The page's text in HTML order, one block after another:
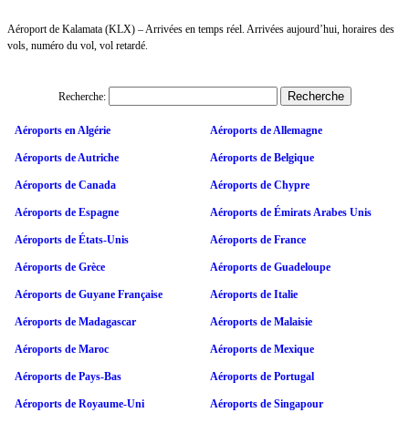
Aéroport de Kalamata (KLX) – Arrivées en temps réel. Arrivées aujourd’hui, horaires des
vols, numéro du vol, vol retardé.
Recherche:
Aéroports en Algérie Aéroports de Allemagne
Aéroports de Autriche Aéroports de Belgique
Aéroports de Canada Aéroports de Chypre
Aéroports de Espagne Aéroports de Émirats Arabes Unis
Aéroports de États-Unis Aéroports de France
Aéroports de Grèce Aéroports de Guadeloupe
Aéroports de Guyane Française Aéroports de Italie
Aéroports de Madagascar Aéroports de Malaisie
Aéroports de Maroc Aéroports de Mexique
Aéroports de Pays-Bas Aéroports de Portugal
Aéroports de Royaume-Uni Aéroports de Singapour